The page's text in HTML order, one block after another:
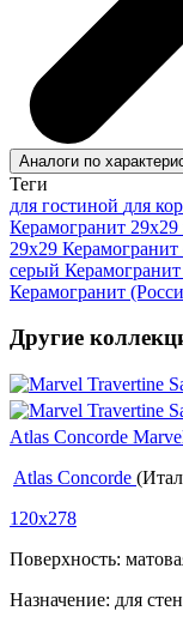
Аналоги по
Теги
для гостиной для
Керамогранит
29x29
серый
Керамогранит
Другие
Atlas Concorde
Atlas Concorde
120x278
Поверхность:
Назначение: для стен